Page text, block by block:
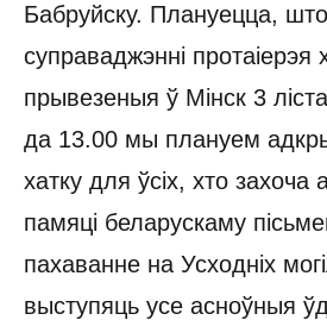
Бабруйску. Плануецца,
суправаджэнні протаіерэя
прывезеныя ў Мінск 3
да 13.00 мы плануем
хатку для ўсіх, хто захоча
памяці беларускаму
пахаванне на Усходніх
выступяць усе асноўныя